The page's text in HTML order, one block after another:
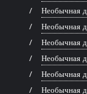
Необычная
Необычная
Необычная
Необычная
Необычная
Необычная